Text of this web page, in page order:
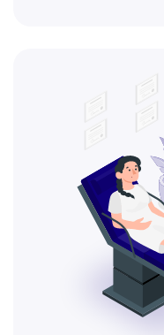
который используется
кровотока в сосудах.